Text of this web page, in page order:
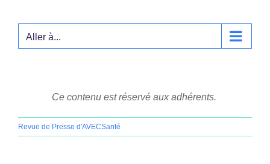
Aller à...
Ce contenu est réservé aux adhérents.
Revue de Presse d'AVECSanté